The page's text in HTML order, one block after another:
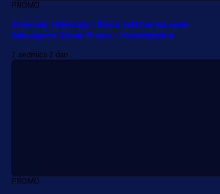
PROMO
Internet, televizija i fiksni telefon na svim
lokacijama širom Bosne i Hercegovine
2 sedmica 2 dan
PROMO